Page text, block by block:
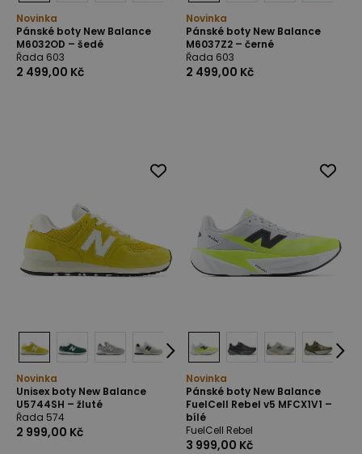
Novinka
Pánské boty New Balance
M6032OD – šedé
Řada 603
2 499,00 Kč
Novinka
Pánské boty New Balance
M6037Z2 – černé
Řada 603
2 499,00 Kč
Novinka
Unisex boty New Balance
U5744SH – žluté
Řada 574
2 999,00 Kč
Novinka
Pánské boty New Balance
FuelCell Rebel v5 MFCX1V1 –
bílé
FuelCell Rebel
3 999,00 Kč